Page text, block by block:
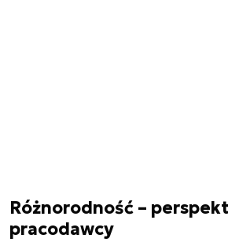
Różnorodność –
pracodawcy